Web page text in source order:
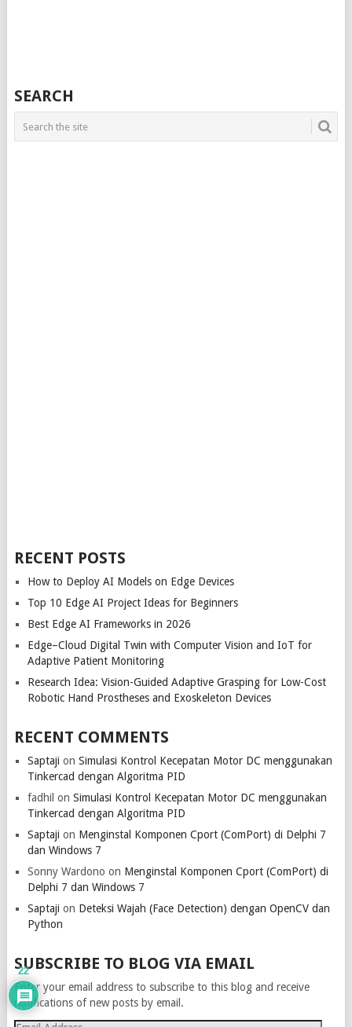
SEARCH
RECENT POSTS
How to Deploy AI Models on Edge Devices
Top 10 Edge AI Project Ideas for Beginners
Best Edge AI Frameworks in 2026
Edge–Cloud Digital Twin with Computer Vision and IoT for
Adaptive Patient Monitoring
Research Idea: Vision-Guided Adaptive Grasping for Low-Cost
Robotic Hand Prostheses and Exoskeleton Devices
RECENT COMMENTS
Saptaji on Simulasi Kontrol Kecepatan Motor DC menggunakan
Tinkercad dengan Algoritma PID
fadhil on Simulasi Kontrol Kecepatan Motor DC menggunakan
Tinkercad dengan Algoritma PID
Saptaji on Menginstal Komponen Cport (ComPort) di Delphi 7
dan Windows 7
Sonny Wardono on Menginstal Komponen Cport (ComPort) di
Delphi 7 dan Windows 7
Saptaji on Deteksi Wajah (Face Detection) dengan OpenCV dan
Python
SUBSCRIBE TO BLOG VIA EMAIL
Enter your email address to subscribe to this blog and receive
notifications of new posts by email.
22